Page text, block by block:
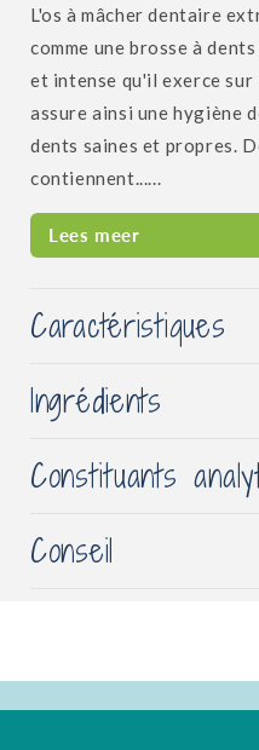
L'os à mâcher dentaire
comme une brosse à
et intense qu'il exerce
assure ainsi une hygiène
dents saines et propres.
contiennent......
Lees meer
Caractéristiques
Ingrédients
Constituants
Conseil